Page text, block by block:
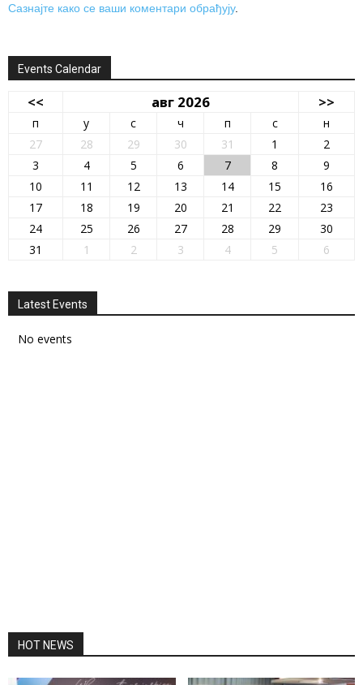
Сазнајте како се ваши коментари обрађују.
Events Calendar
<< авг 2026 >>
п у с ч п с
н
27
28 29 30 31 1
2
3
4 5 6 7 8
9
10
11 12 13 14 15
16
17
18 19 20 21 22
23
24
25 26 27 28 29
30
31
1 2 3 4 5 6
Latest Events
No events
HOT NEWS